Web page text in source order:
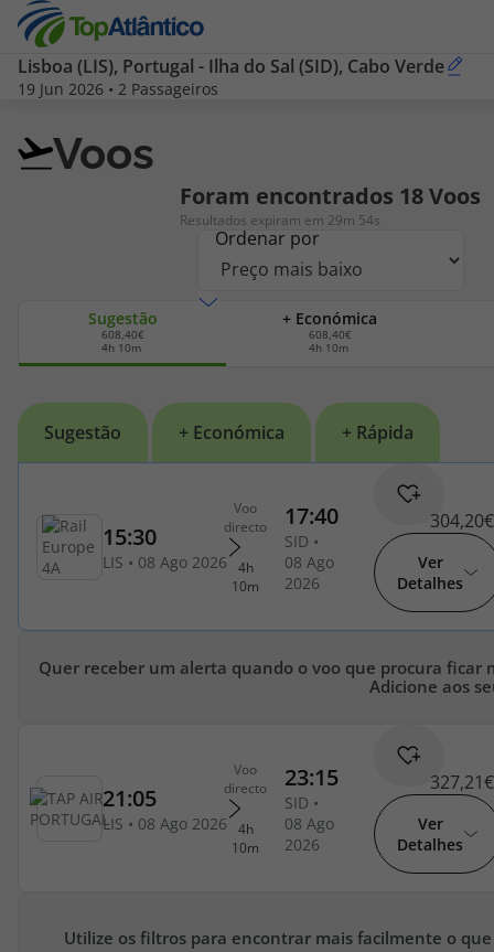
Destinos
Pacotes de Férias
Disneyland ® Paris
Cruzeiros
Blog TopViagens
Área de Cliente
Pesquisar
por
Lisboa (LIS), Portugal - Ilha do Sal (SID), Cabo Verde
19 Jun 2026 • 2 Passageiros
Voos
Foram encontrados 18Voos
Resultados expiram em 29m 54s
Ordenar por
Sugestão
608,40€
4h 10m
+ Económica
608,40€
4h 10m
304,20€
Ver
Detalhes
Quer receber um alerta quando o voo que procura ficar
Adicione aos
327,21€
Ver
Detalhes
Utilize os filtros para encontrar mais facilmente o